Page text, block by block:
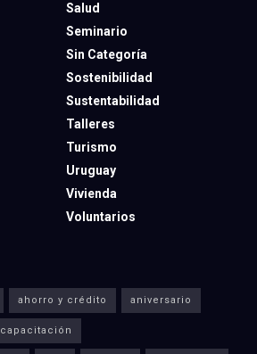
Salud
Seminario
Sin Categoría
Sostenibilidad
Sustentabilidad
Talleres
Turismo
Uruguay
Vivienda
Voluntarios
ahorro y crédito aniversario
capacitación